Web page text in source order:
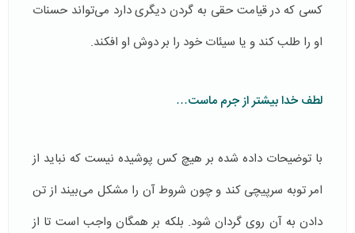
کسی که در قیامت حقی به گردن دیگری دارد می‌تواند حسنات
او را طلب کند و یا سیئات خود را بر دوش او افکند.
لطف خدا بیشتر از جرم ماست…
با توضیحات داده شده بر هیچ کس پوشیده نیست که نباید از
امر توبه سرپیچی کند و چون شروط آن را مشکل می‌بیند از تن
دادن به آن روی گردان شود. بلکه بر همگان واجب است تا از